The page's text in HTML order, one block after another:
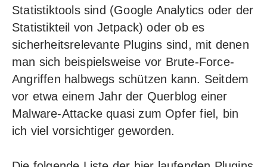
Statistiktools sind (Google Analytics oder der
Statistikteil von Jetpack) oder ob es
sicherheitsrelevante Plugins sind, mit denen
man sich beispielsweise vor Brute-Force-
Angriffen halbwegs schützen kann. Seitdem
vor etwa einem Jahr der Querblog einer
Malware-Attacke quasi zum Opfer fiel, bin
ich viel vorsichtiger geworden.